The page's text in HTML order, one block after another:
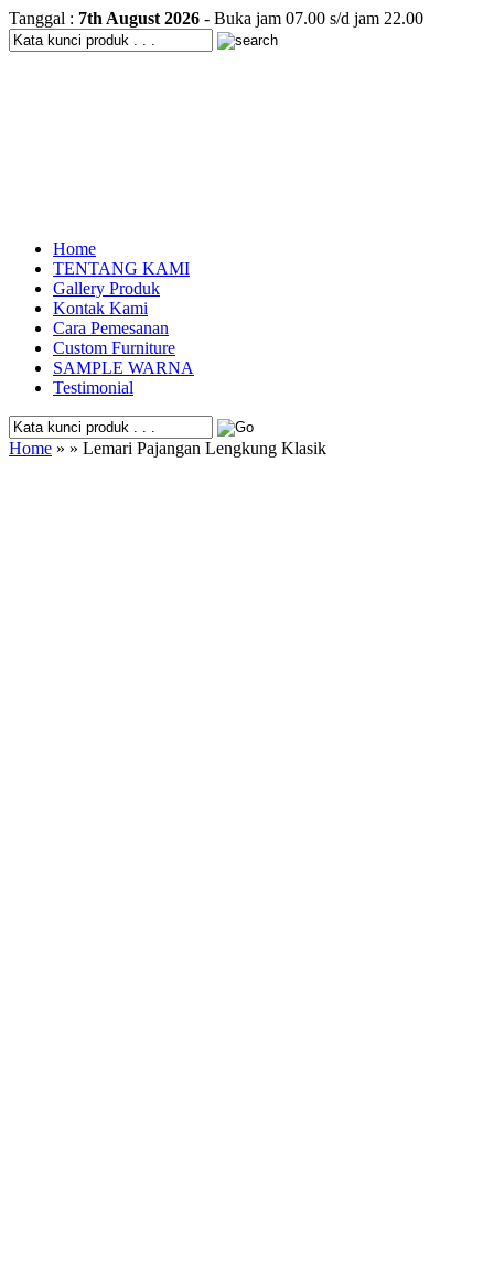
Tanggal : 7th August 2026 - Buka jam 07.00 s/d jam 22.00
Home
TENTANG KAMI
Gallery Produk
Kontak Kami
Cara Pemesanan
Custom Furniture
SAMPLE WARNA
Testimonial
Home » » Lemari Pajangan Lengkung Klasik